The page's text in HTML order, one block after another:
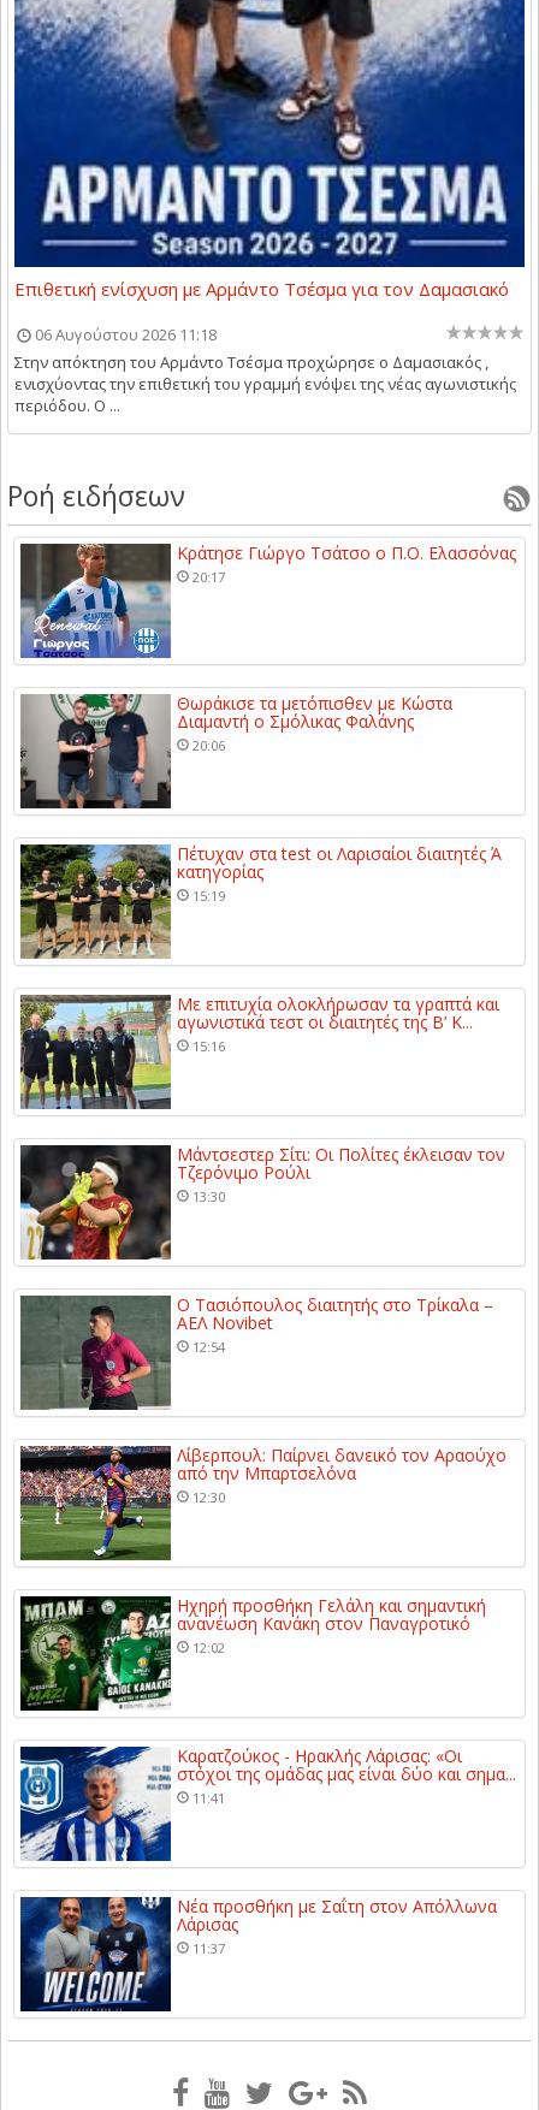
Επιθετική ενίσχυση με Αρμάντο Τσέσμα για τον Δαμασιακό
06 Αυγούστου 2026 11:18
Στην απόκτηση του Αρμάντο Τσέσμα προχώρησε ο Δαμασιακός ,
ενισχύοντας την επιθετική του γραμμή ενόψει της νέας αγωνιστικής
περιόδου. Ο ...
Ροή ειδήσεων
Κράτησε Γιώργο Τσάτσο ο Π.Ο. Ελασσόνας
20:17
Θωράκισε τα μετόπισθεν με Κώστα
Διαμαντή ο Σμόλικας Φαλάνης
20:06
Πέτυχαν στα test οι Λαρισαίοι διαιτητές Ά
κατηγορίας
15:19
Με επιτυχία ολοκλήρωσαν τα γραπτά και
αγωνιστικά τεστ οι διαιτητές της Β’ Κ...
15:16
Μάντσεστερ Σίτι: Οι Πολίτες έκλεισαν τον
Τζερόνιμο Ρούλι
13:30
Ο Τασιόπουλος διαιτητής στο Τρίκαλα –
ΑΕΛ Novibet
12:54
Λίβερπουλ: Παίρνει δανεικό τον Αραούχο
από την Μπαρτσελόνα
12:30
Ηχηρή προσθήκη Γελάλη και σημαντική
ανανέωση Κανάκη στον Παναγροτικό
12:02
Καρατζούκος - Ηρακλής Λάρισας: «Οι
στόχοι της ομάδας μας είναι δύο και σημα...
11:41
Νέα προσθήκη με Σαΐτη στον Απόλλωνα
Λάρισας
11:37